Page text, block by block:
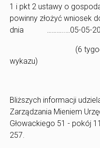
1 i pkt 2 ustawy o
powinny złożyć wniosek
dnia ………..…05-05-
(6 tygodni od
wykazu)
Bliższych informacji
Zarządzania Mieniem
Głowackiego 51 - pokój
257.